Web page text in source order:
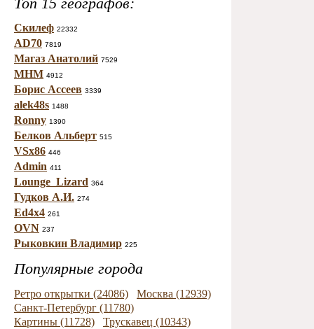
Скилеф 22332
AD70 7819
Магаз Анатолий 7529
МНМ 4912
Борис Ассеев 3339
alek48s 1488
Ronny 1390
Белков Альберт 515
VSx86 446
Admin 411
Lounge_Lizard 364
Гудков А.И. 274
Ed4x4 261
OVN 237
Рыковкин Владимир 225
Популярные города
Ретро открытки (24086)
Москва (12939)
Санкт-Петербург (11780)
Картины (11728)
Трускавец (10343)